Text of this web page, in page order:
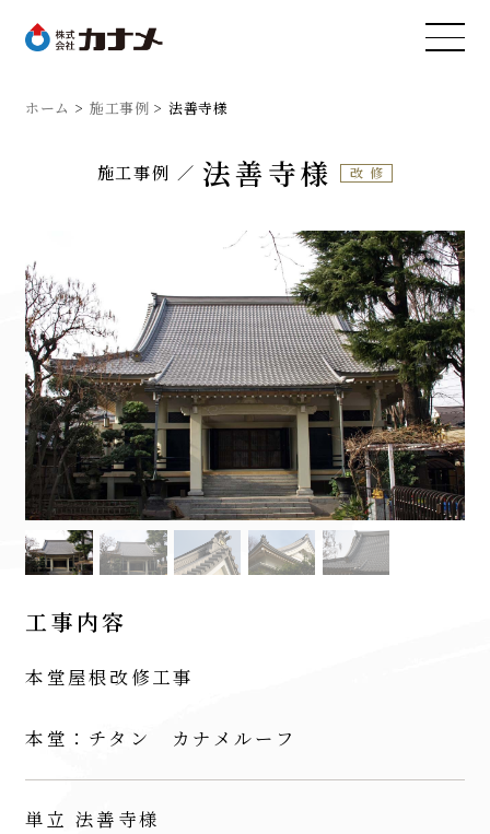
ホーム 施工事例 法善寺様
施工事例 法善寺様 改修
工事内容
本堂屋根改修工事
本堂：チタン カナメルーフ
単立 法善寺様